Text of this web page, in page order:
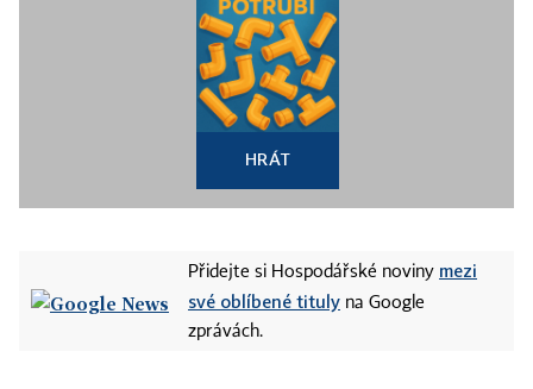
HRÁT
Přidejte si Hospodářské noviny mezi
své oblíbené tituly na Google
zprávách.